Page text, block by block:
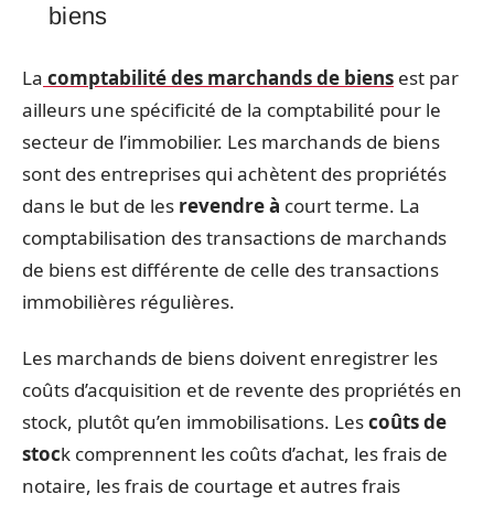
biens
La comptabilité des marchands de biens est par
ailleurs une spécificité de la comptabilité pour le
secteur de l’immobilier. Les marchands de biens
sont des entreprises qui achètent des propriétés
dans le but de les revendre à court terme. La
comptabilisation des transactions de marchands
de biens est différente de celle des transactions
immobilières régulières.
Les marchands de biens doivent enregistrer les
coûts d’acquisition et de revente des propriétés en
stock, plutôt qu’en immobilisations. Lescoûts de
stock comprennent les coûts d’achat, les frais de
notaire, les frais de courtage et autres frais